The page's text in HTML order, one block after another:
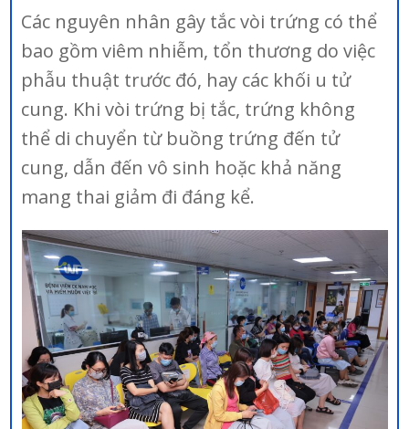
Các nguyên nhân gây tắc vòi trứng có thể
bao gồm viêm nhiễm, tổn thương do việc
phẫu thuật trước đó, hay các khối u tử
cung. Khi vòi trứng bị tắc, trứng không
thể di chuyển từ buồng trứng đến tử
cung, dẫn đến vô sinh hoặc khả năng
mang thai giảm đi đáng kể.